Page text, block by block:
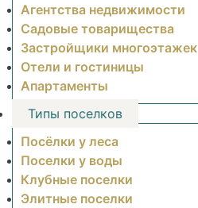
Агентства недвижимости
Садовые товарищества
Застройщики многоэтажек
Отели и гостиницы
Апартаменты
Типы поселков
Посёлки у леса
Поселки у воды
Клубные поселки
Элитные поселки